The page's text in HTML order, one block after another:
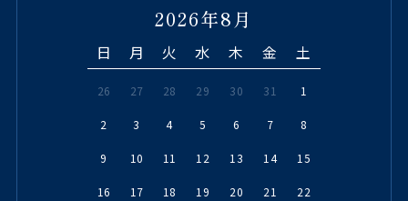
2026年8月
日 月 火 水 木 金 土
26 27 28 29 30 31 1
2 3 4 5 6 7 8
9 10 11 12 13 14 15
16 17 18 19 20 21 22